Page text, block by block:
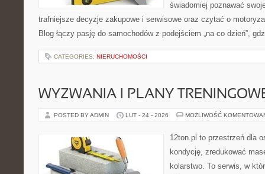
świadomiej poznawać
trafniejsze decyzje zakupowe i serwisowe oraz czytać o
Blog łączy pasję do samochodów z podejściem „na co dzień”,
CATEGORIES: NIERUCHOMOŚCI
WYZWANIA I PLANY
POSTED BY ADMIN LUT - 24 - 2026 MOŻLIWOŚĆ
12ton.pl to przestrzeń dla
kondycję, zredukować
kolarstwo. To serwis, w